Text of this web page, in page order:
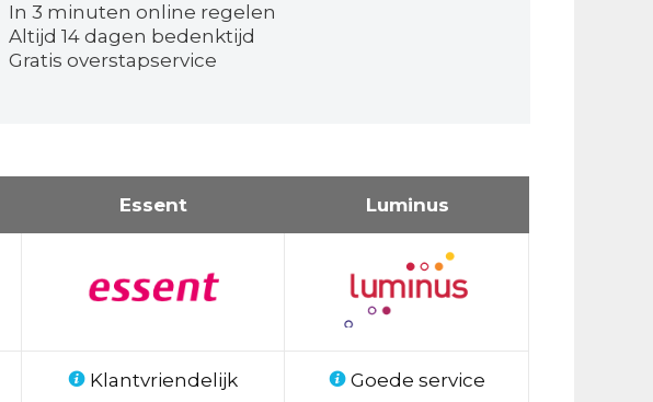
In 3 minuten online regelen
Altijd 14 dagen bedenktijd
Gratis overstapservice
Essent Luminus
Klantvriendelijk Goede service